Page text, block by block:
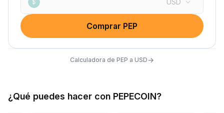
$ USD
Comprar PEP
Calculadora de PEP a USD→
¿Qué puedes hacer con PEPECOIN?